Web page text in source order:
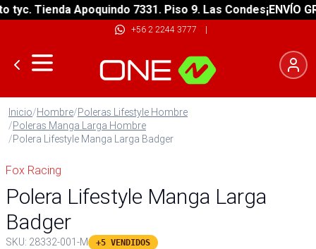
Tienda Apoquindo 7331. Piso 9. Las Condes¡ENVÍO
+56 2 2244 3777 |
Inicio/Hombre/Poleras Lifestyle Hombre
/Poleras Manga Larga Hombre
/Polera Lifestyle Manga Larga Badger
Fox Racing
Polera Lifestyle Manga Larga
Badger
SKU: 28332-001-M +5 VENDIDOS